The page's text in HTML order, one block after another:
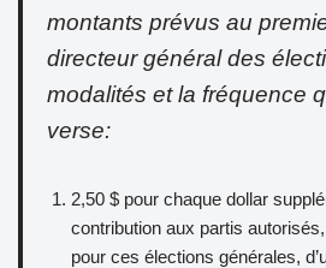
montants prévus au
directeur général des
modalités et la fréquence
verse:
2,50 $ pour chaque dollar
contribution aux partis
pour ces élections générales,